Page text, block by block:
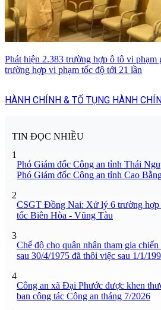
Phát hiện 2.383 trường hợp ô tô vi phạm
trường hợp vi phạm tốc độ tới 21 lần
HÀNH CHÍNH & TỐ TỤNG HÀNH
TIN ĐỌC NHIỀU
1
Phó Giám đốc Công an tỉnh Thái
Phó Giám đốc Công an tỉnh Cao
2
CSGT Đồng Nai: Xử lý 6 trường hợp
tốc Biên Hòa - Vũng Tàu
3
Chế độ cho quân nhân tham gia
sau 30/4/1975 đã thôi việc sau 1/1/
4
Công an xã Đại Phước được khen
ban công tác Công an tháng 7/2026